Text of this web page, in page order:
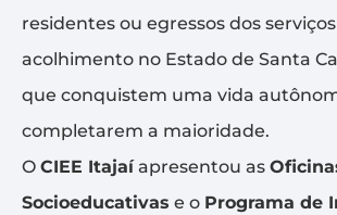
residentes ou egressos dos
acolhimento no Estado de Santa
que conquistem uma vida
completarem a maioridade.
O CIEE Itajaíapresentou as
Socioeducativas e o Programa de